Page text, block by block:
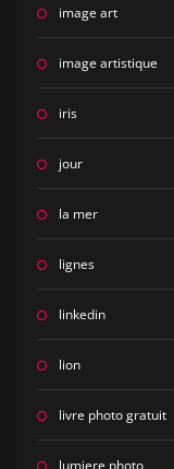
image art
image artistique
iris
jour
la mer
lignes
linkedin
lion
livre photo gratuit
lumiere photo